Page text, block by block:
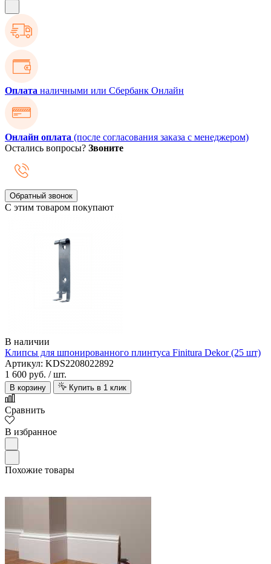
Оплата наличными или Сбербанк Онлайн
Онлайн оплата (после согласования заказа с менеджером)
Остались вопросы? Звоните
Обратный звонок
С этим товаром покупают
В наличии
Клипсы для шпонированного плинтуса Finitura Dekor (25 шт)
Артикул: KDS2208022892
1 600 руб. / шт.
В корзину Купить в 1 клик
Сравнить
В избранное
Похожие товары